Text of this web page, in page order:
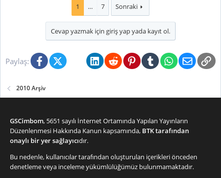
1 … 7 Sonraki
Cevap yazmak için giriş yap yada kayıt ol.
Paylaş: FacebookX (Twitter)BlueskyLinkedInRedditPinterestTumblrWhatsApp
E-posta
2010 Arşiv
GSCimbom, 5651 sayılı İnternet Ortamında Yapılan Yayınların
Düzenlenmesi Hakkında Kanun kapsamında, BTK tarafından
onaylı bir yer sağlayıcıdır.
Bu nedenle, kullanıcılar tarafından oluşturulan içerikleri önceden
denetleme veya inceleme yükümlülüğümüz bulunmamaktadır.